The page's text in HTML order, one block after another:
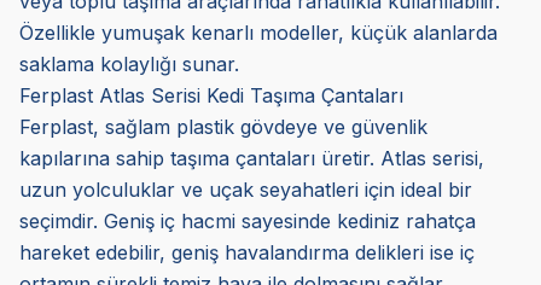
Özellikle yumuşak kenarlı modeller, küçük alanlarda
saklama kolaylığı sunar.
Ferplast Atlas Serisi Kedi Taşıma Çantaları
Ferplast, sağlam plastik gövdeye ve güvenlik
kapılarına sahip taşıma çantaları üretir. Atlas serisi,
uzun yolculuklar ve uçak seyahatleri için ideal bir
seçimdir. Geniş iç hacmi sayesinde kediniz rahatça
hareket edebilir, geniş havalandırma delikleri ise iç